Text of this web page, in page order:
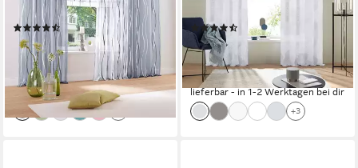
Voile, Polyester
(838)
ab 15,99 € UVP
30,42 €
(8,00 €/ 1 Stk)
-47%
lieferbar - in 1-2 Werktagen bei dir
Vorhang, Fertiggardine,
Kreise
(1078)
ab 19,49 € UVP46,99 €
(9,75 €/ 1 Stk)
-59%
lieferbar - in 1-2 Werktagen bei dir
+3